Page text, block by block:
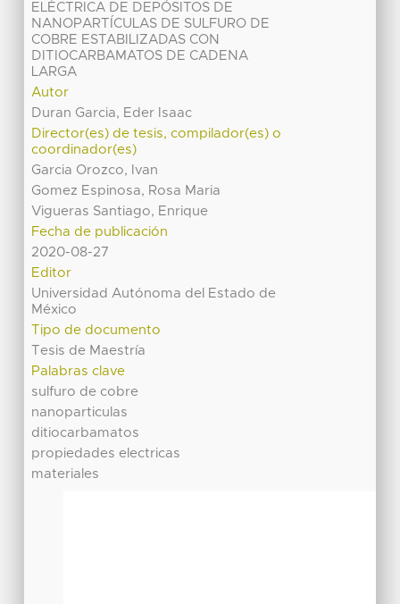
ELÉCTRICA DE DEPÓSITOS DE
NANOPARTÍCULAS DE SULFURO DE
COBRE ESTABILIZADAS CON
DITIOCARBAMATOS DE CADENA
LARGA
Autor
Duran Garcia, Eder Isaac
Director(es) de tesis, compilador(es) o
coordinador(es)
Garcia Orozco, Ivan
Gomez Espinosa, Rosa Maria
Vigueras Santiago, Enrique
Fecha de publicación
2020-08-27
Editor
Universidad Autónoma del Estado de
México
Tipo de documento
Tesis de Maestría
Palabras clave
sulfuro de cobre
nanoparticulas
ditiocarbamatos
propiedades electricas
materiales